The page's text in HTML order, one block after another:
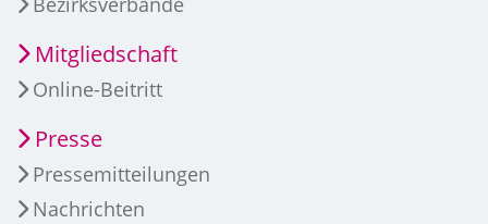
Mitgliedschaft
Online-Beitritt
Presse
Pressemitteilungen
Nachrichten